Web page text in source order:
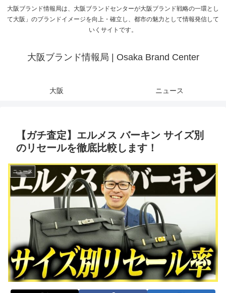
大阪ブランド情報局は、大阪ブランドセンターが大阪ブランド戦略の一環とし
て大阪」のブランドイメージを向上・確立し、都市の魅力として情報発信して
いくサイトです。
大阪ブランド情報局 | Osaka Brand Center
大阪 ニュース
【ガチ査定】エルメス バーキン サイズ別
のリセールを徹底比較します！
ニュース